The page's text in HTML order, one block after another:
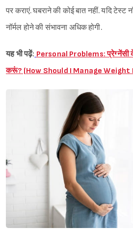
पर कराएं. घबराने की कोई बात नहीं. यदि टेस्ट
नॉर्मल होने की संभावना अधिक होगी.
यह भी पढ़ें: Personal Problems: प्रेग्नेंसी
करूं? (How Should I Manage Weight